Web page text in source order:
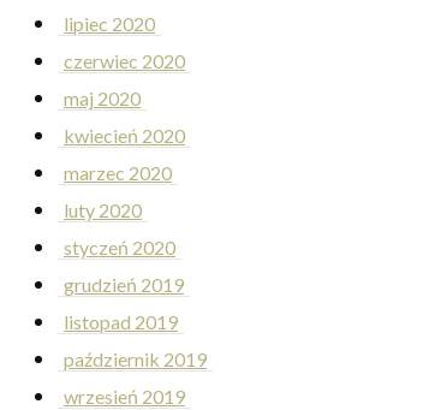
lipiec 2020
czerwiec 2020
maj 2020
kwiecień 2020
marzec 2020
luty 2020
styczeń 2020
grudzień 2019
listopad 2019
październik 2019
wrzesień 2019